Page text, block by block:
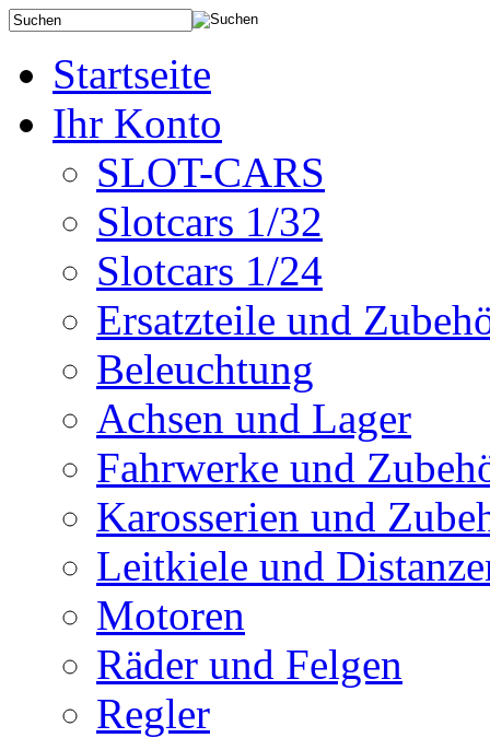
Startseite
Ihr Konto
SLOT-CARS
Slotcars 1/32
Slotcars 1/24
Ersatzteile und
Beleuchtung
Achsen und Lager
Fahrwerke und
Karosserien und
Leitkiele und
Motoren
Räder und Felgen
Regler